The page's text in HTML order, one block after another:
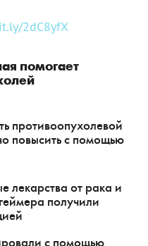
2dC8yfX
помогает
противоопухолевой
повысить с помощью
лекарства от рака и
получили
с помощью